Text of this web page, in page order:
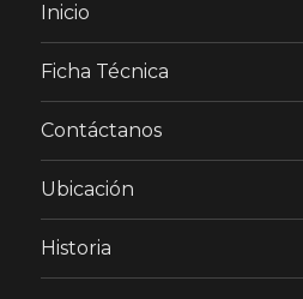
Inicio
Ficha Técnica
Contáctanos
Ubicación
Historia